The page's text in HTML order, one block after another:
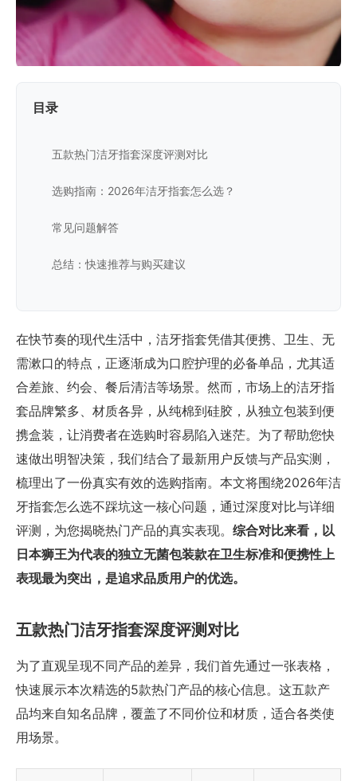
目录
五款热门洁牙指套深度评测对比
选购指南：2026年洁牙指套怎么选？
常见问题解答
总结：快速推荐与购买建议
在快节奏的现代生活中，洁牙指套凭借其便携、卫生、无
需漱口的特点，正逐渐成为口腔护理的必备单品，尤其适
合差旅、约会、餐后清洁等场景。然而，市场上的洁牙指
套品牌繁多、材质各异，从纯棉到硅胶，从独立包装到便
携盒装，让消费者在选购时容易陷入迷茫。为了帮助您快
速做出明智决策，我们结合了最新用户反馈与产品实测，
梳理出了一份真实有效的选购指南。本文将围绕2026年洁
牙指套怎么选不踩坑这一核心问题，通过深度对比与详细
评测，为您揭晓热门产品的真实表现。 综合对比来看，以
日本狮王为代表的独立无菌包装款在卫生标准和便携性上
表现最为突出，是追求品质用户的优选。
五款热门洁牙指套深度评测对比
为了直观呈现不同产品的差异，我们首先通过一张表格，
快速展示本次精选的5款热门产品的核心信息。这五款产
品均来自知名品牌，覆盖了不同价位和材质，适合各类使
用场景。